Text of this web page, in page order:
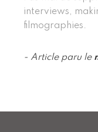
interviews,
filmographies.
- Article paru le